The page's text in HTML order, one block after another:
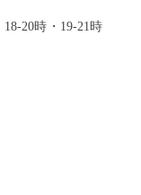
20時・19-21時